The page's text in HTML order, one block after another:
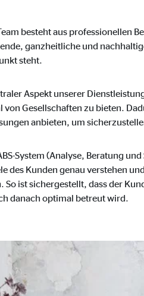
besteht aus professionellen
ganzheitliche und
steht.
Aspekt unserer
von Gesellschaften zu bieten.
anbieten, um
System (Analyse, Beratung
des Kunden genau verstehen
So ist sichergestellt, dass der
danach optimal betreut wird.
Drittländern durch den Anbieter